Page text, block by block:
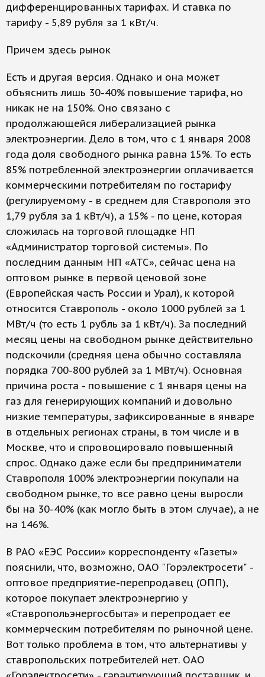
дифференцированных тарифах. И ставка по
тарифу - 5,89 рубля за 1 кВт/ч.
Причем здесь рынок
Есть и другая версия. Однако и она может
объяснить лишь 30-40% повышение тарифа, но
никак не на 150%. Оно связано с
продолжающейся либерализацией рынка
электроэнергии. Дело в том, что с 1 января 2008
года доля свободного рынка равна 15%. То есть
85% потребленной электроэнергии оплачивается
коммерческими потребителям по гостарифу
(регулируемому - в среднем для Ставрополя это
1,79 рубля за 1 кВт/ч), а 15% - по цене, которая
сложилась на торговой площадке НП
«Администратор торговой системы». По
последним данным НП «АТС», сейчас цена на
оптовом рынке в первой ценовой зоне
(Европейская часть России и Урал), к которой
относится Ставрополь - около 1000 рублей за 1
МВт/ч (то есть 1 рубль за 1 кВт/ч). За последний
месяц цены на свободном рынке действительно
подскочили (средняя цена обычно составляла
порядка 700-800 рублей за 1 МВт/ч). Основная
причина роста - повышение с 1 января цены на
газ для генерирующих компаний и довольно
низкие температуры, зафиксированные в январе
в отдельных регионах страны, в том числе и в
Москве, что и спровоцировало повышенный
спрос. Однако даже если бы предприниматели
Ставрополя 100% электроэнергии покупали на
свободном рынке, то все равно цены выросли
бы на 30-40% (как могло быть в этом случае), а не
на 146%.
В РАО «ЕЭС России» корреспонденту «Газеты»
пояснили, что, возможно, ОАО "Горэлектросети" -
оптовое предприятие-перепродавец (ОПП),
которое покупает электроэнергию у
«Ставропольэнергосбыта» и перепродает ее
коммерческим потребителям по рыночной цене.
Вот только проблема в том, что альтернативы у
ставропольских потребителей нет. ОАО